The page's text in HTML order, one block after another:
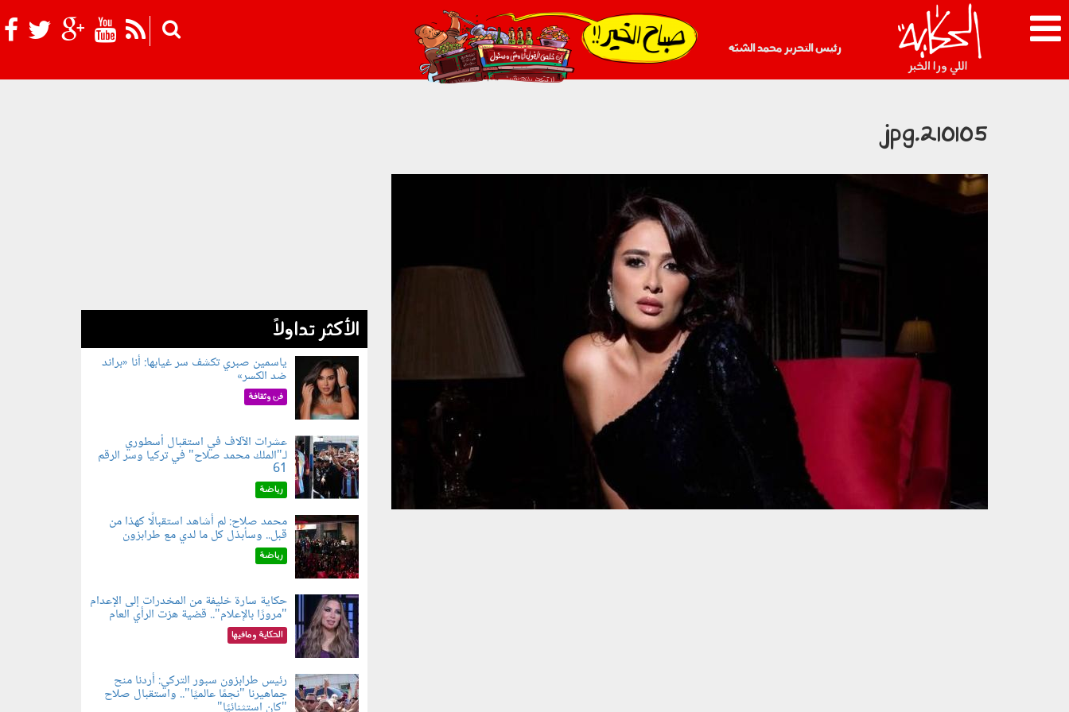
رئيس التحرير محمد الشبّه
021_2.png
210105.jpg
الأكثر تداولاً
050802.jpg
ياسمين صبري تكشف سر غيابها: أنا «براند
ضد الكسر»
فن وثقافة
050803.jpg
عشرات الآلاف في استقبال أسطوري
لـ"الملك محمد صلاح" في تركيا وسر الرقم
61
رياضة
060802.jpg
محمد صلاح: لم أشاهد استقبالًا كهذا من
قبل.. وسأبذل كل ما لدي مع طرابزون
رياضة
060801.jpeg
حكاية سارة خليفة من المخدرات إلى الإعدام
"مرورًا بالإعلام".. قضية هزت الرأي العام
الحكاية ومافيها
060803.jpg
رئيس طرابزون سبور التركي: أردنا منح
جماهيرنا "نجمًا عالميًا".. واستقبال صلاح
"كان استثنائيًا"